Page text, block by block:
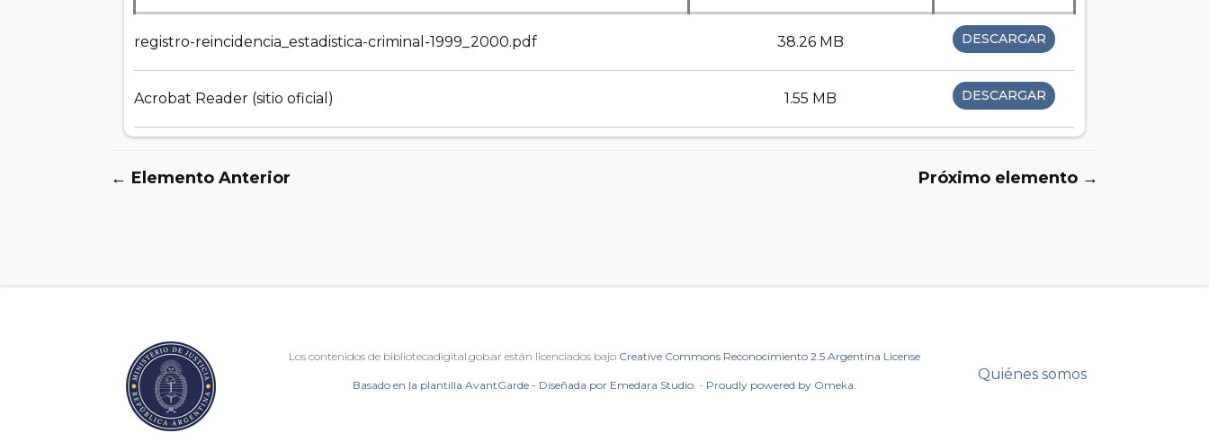
registro-reincidencia_estadistica-criminal-1999_2000.pdf 38.26 MB DESCARGAR
Acrobat Reader (sitio oficial) 1.55 MB DESCARGAR
← Elemento Anterior Próximo elemento →
Los contenidos de bibliotecadigital.gob.ar están licenciados bajo Creative Commons Reconocimiento 2.5 Argentina License
Basado en la plantilla AvantGarde - Diseñada por Emedara Studio. - Proudly powered by Omeka.
Quiénes somos